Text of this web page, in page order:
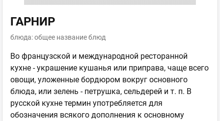
ГАРНИР
блюда: общее название блюд
Во французской и международной ресторанной
кухне - украшение кушанья или приправа, чаще всего
овощи, уложенные бордюром вокруг основного
блюда, или зелень - петрушка, сельдерей и т. п. В
русской кухне термин употребляется для
обозначения всякого дополнения к основному